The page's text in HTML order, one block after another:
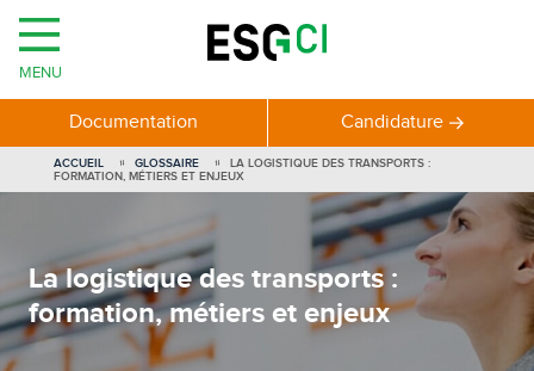
La logistique des transports :
formation, métiers et enjeux
ACCUEIL GLOSSAIRE
LA LOGISTIQUE DES TRANSPORTS :
FORMATION, MÉTIERS ET ENJEUX
MENU
Documentation Candidature